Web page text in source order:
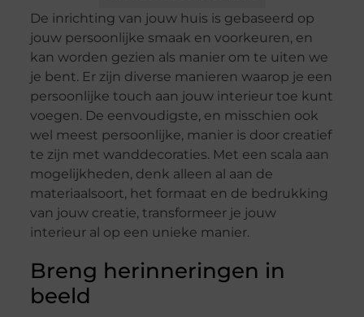
De inrichting van jouw huis is gebaseerd op
jouw persoonlijke smaak en voorkeuren, en
kan worden gezien als manier om te uiten we
je bent. Er zijn diverse manieren waarop je een
persoonlijke touch aan jouw interieur toe kunt
voegen. De eenvoudigste, en misschien ook
wel meest persoonlijke, manier is door creatief
te zijn met wanddecoraties. Met een scala aan
mogelijkheden, denk alleen al aan de
materiaalsoort, het formaat en de bedrukking
van jouw creatie, transformeer je jouw
interieur al op een unieke manier.
Breng herinneringen in
beeld